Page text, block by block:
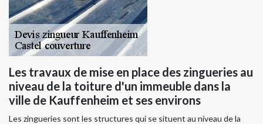
Les travaux de mise en place des zingueries au
niveau de la toiture d'un immeuble dans la
ville de Kauffenheim et ses environs
Les zingueries sont les structures qui se situent au niveau de la